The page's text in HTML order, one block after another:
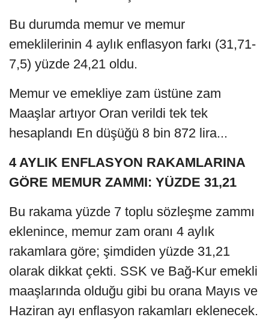
Bu durumda memur ve memur
emeklilerinin 4 aylık enflasyon farkı (31,71-
7,5) yüzde 24,21 oldu.
Memur ve emekliye zam üstüne zam
Maaşlar artıyor Oran verildi tek tek
hesaplandı En düşüğü 8 bin 872 lira...
4 AYLIK ENFLASYON RAKAMLARINA
GÖRE MEMUR ZAMMI: YÜZDE 31,21
Bu rakama yüzde 7 toplu sözleşme zammı
eklenince, memur zam oranı 4 aylık
rakamlara göre; şimdiden yüzde 31,21
olarak dikkat çekti. SSK ve Bağ-Kur emekli
maaşlarında olduğu gibi bu orana Mayıs ve
Haziran ayı enflasyon rakamları eklenecek.